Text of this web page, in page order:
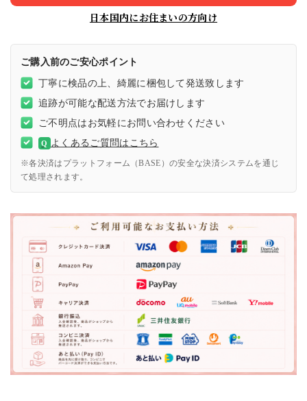
日本国内にお住まいの方向け
ご購入前のご安心ポイント
丁寧に検品の上、綺麗に梱包して発送致します
追跡が可能な配送方法でお届けします
ご不明点はお気軽にお問い合わせください
Q よくあるご質問はこちら
※各決済はプラットフォーム（BASE）の安全な決済システムを通じ
て処理されます。